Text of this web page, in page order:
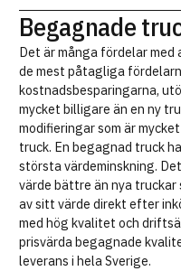
Begagnade
Det är många fördelar med
de mest påtagliga
kostnadsbesparingarna,
mycket billigare än en ny
modifieringar som är
truck. En begagnad truck
största värdeminskning.
värde bättre än nya
av sitt värde direkt efter
med hög kvalitet och
prisvärda begagnade
leverans i hela Sverige.